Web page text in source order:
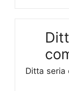
Ditta seria